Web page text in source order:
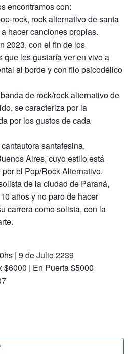
encontramos con:
rock, rock alternativo de santa
hacer canciones propias.
2023, con el fin de los
que les gustaría ver en vivo a
al borde y con filo psicodélico
de rock/rock alternativo de
se caracteriza por la
por los gustos de cada
santafesina,
Aires, cuyo estilo está
el Pop/Rock Alternativo.
de la ciudad de Paraná,
años y no paro de hacer
carrera como solista, con la
| 9 de Julio 2239
| En Puerta $5000